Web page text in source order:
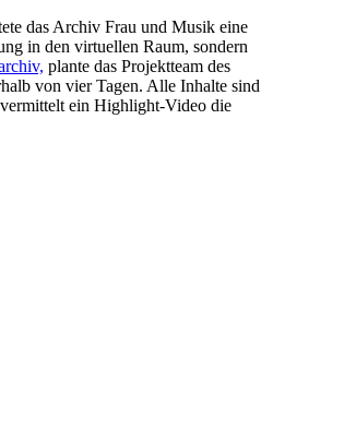
das Archiv Frau und Musik eine
in den virtuellen Raum, sondern
plante das Projektteam des
von vier Tagen. Alle Inhalte sind
vermittelt ein Highlight-Video die